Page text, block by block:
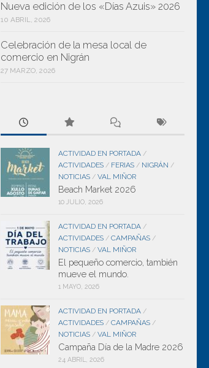
Nueva edición de los «Días Azuis» 2026
10 ABRIL, 2026
Celebración de la mesa local de
comercio en Nigrán
27 MARZO, 2026
ACTIVIDAD EN PORTADA /
ACTIVIDADES / FERIAS / NIGRÁN /
NOTICIAS / VAL MIÑOR
Beach Market 2026
10 JULIO, 2026
ACTIVIDAD EN PORTADA /
ACTIVIDADES / CAMPAÑAS /
NOTICIAS / VAL MIÑOR
El pequeño comercio, también
mueve el mundo.
1 MAYO, 2026
ACTIVIDAD EN PORTADA /
ACTIVIDADES / CAMPAÑAS /
NOTICIAS / VAL MIÑOR
Campaña Día de la Madre 2026
24 ABRIL, 2026